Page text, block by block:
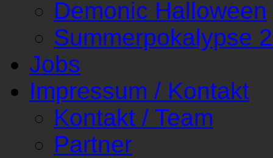
Demonic Halloween
Summerpokalypse
Jobs
Impressum / Kontakt
Kontakt / Team
Partner